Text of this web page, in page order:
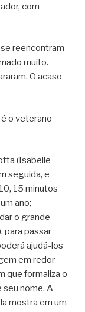
com
reencontram
muito.
O acaso
o veterano
(Isabelle
seguida, e
15 minutos
ano;
o grande
para passar
ajudá-los
em redor
que formaliza o
nome. A
mostra em um